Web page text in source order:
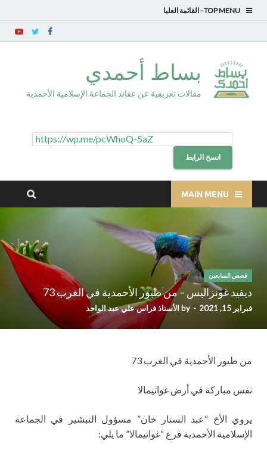
TOP MENU
بساط أحمدي
مقالات تعريفية عن عقائد الجماعة الإسلامية الأحمدية
انسخ الرابط
MAIN MENU
قصص المبايعين
ديفيد غونزاليس – من طيور الأحمدية في الغرب 73
فبراير 15, 2021 -
by الأستاذ فراس علي عبد الواحد
من طيور الأحمدية في الغرب 73
نفس مباركة في أرض غواتيمالا
يروي الأخ “عبد الستار خان” مسؤول التبشير في الجماعة
الإسلامية الأحمدية فرع “غواتيمالا” ما يلي: